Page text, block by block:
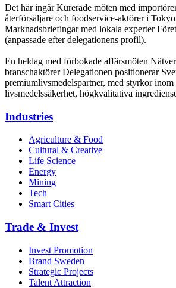
Det här ingår Kurerade möten med
återförsäljare och foodservice‑aktörer i
Marknadsbriefingar med lokala experter
(anpassade efter delegationens profil).
En heldag med förbokade affärsmöten
branschaktörer Delegationen positionerar
premiumlivsmedelspartner, med styrkor
livsmedelssäkerhet, högkvalitativa
Industries
Agriculture & Food
Cultural & Creative
Life Science
Energy
Mining
Tech
Smart Cities
Trade & Invest
Invest Promotion
Brand Sweden
Strategic Projects
Talent Attraction